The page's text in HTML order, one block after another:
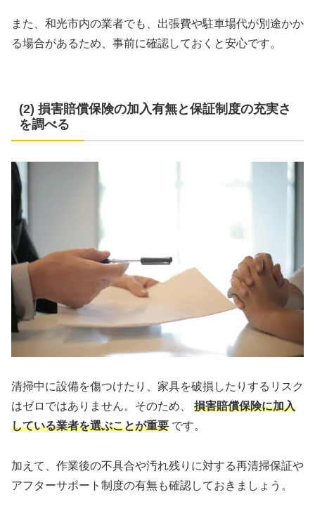
また、和光市内の業者でも、出張費や駐車場代が別途かか
る場合があるため、事前に確認しておくと安心です。
(2) 損害賠償保険の加入有無と保証制度の充実さ
を調べる
清掃中に設備を傷つけたり、家具を破損したりするリスク
はゼロではありません。そのため、 損害賠償保険に加入
している業者を選ぶことが重要 です。
加えて、作業後の不具合や汚れ残りに対する再清掃保証や
アフターサポート制度の有無も確認しておきましょう。